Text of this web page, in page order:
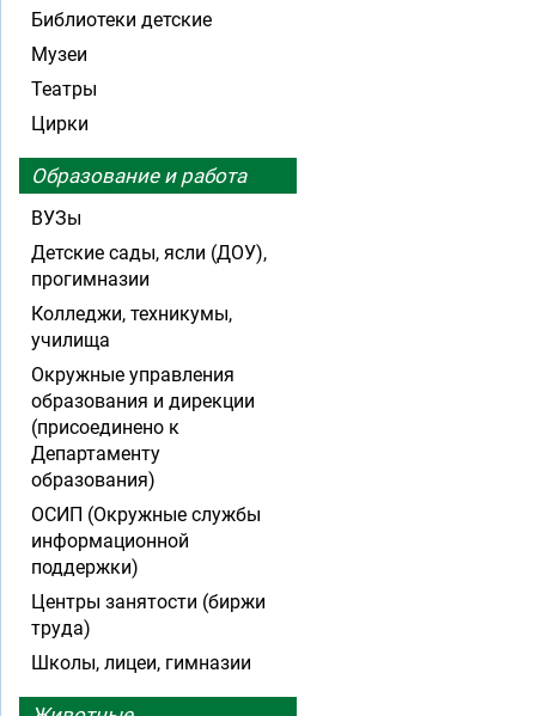
Библиотеки детские
Музеи
Театры
Цирки
Образование и работа
ВУЗы
Детские сады, ясли (ДОУ),
прогимназии
Колледжи, техникумы,
училища
Окружные управления
образования и дирекции
(присоединено к
Департаменту
образования)
ОСИП (Окружные службы
информационной
поддержки)
Центры занятости (биржи
труда)
Школы, лицеи, гимназии